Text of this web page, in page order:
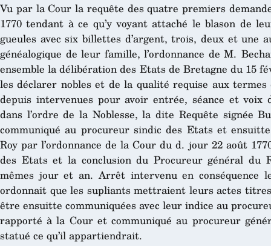
Vu par la Cour la requête des quatre premiers
1770 tendant à ce qu’y voyant attaché le blason de
gueules avec six billettes d’argent, trois, deux et une
généalogique de leur famille, l’ordonnance de M.
ensemble la délibération des Etats de Bretagne du 15
les déclarer nobles et de la qualité requise aux
depuis intervenues pour avoir entrée, séance et
dans l’ordre de la Noblesse, la dite Requête signée
communiqué au procureur sindic des Etats et
Roy par l’ordonnance de la Cour du d. jour 22 août
des Etats et la conclusion du Procureur général du
mêmes jour et an. Arrêt intervenu en conséquence
ordonnait que les supliants mettraient leurs actes
être ensuitte communiquées avec leur indice au
rapporté à la Cour et communiqué au procureur
statué ce qu’il appartiendrait.